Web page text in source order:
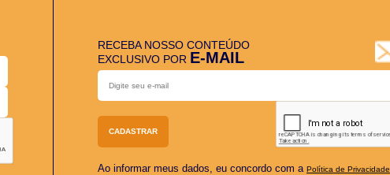
RECEBA NOSSO CONTEÚDO
EXCLUSIVO POR E-MAIL
Ao informar meus dados, eu concordo com a Política de Privacidade